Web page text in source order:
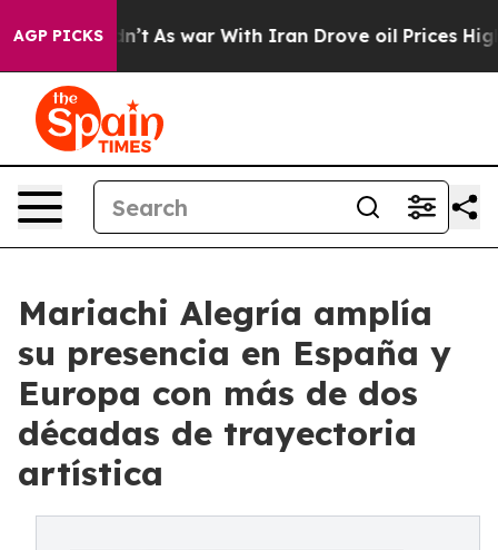
AGP PICKS
Didn’t As war With Iran Drove oil Prices Higher,
Mariachi Alegría amplía
su presencia en España y
Europa con más de dos
décadas de trayectoria
artística